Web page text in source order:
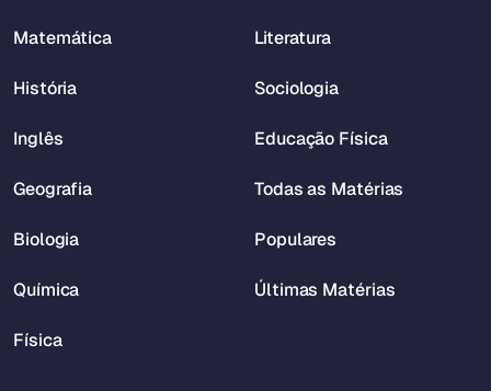
Matemática
História
Inglês
Geografia
Biologia
Química
Física
Literatura
Sociologia
Educação Física
Todas as Matérias
Populares
Últimas Matérias